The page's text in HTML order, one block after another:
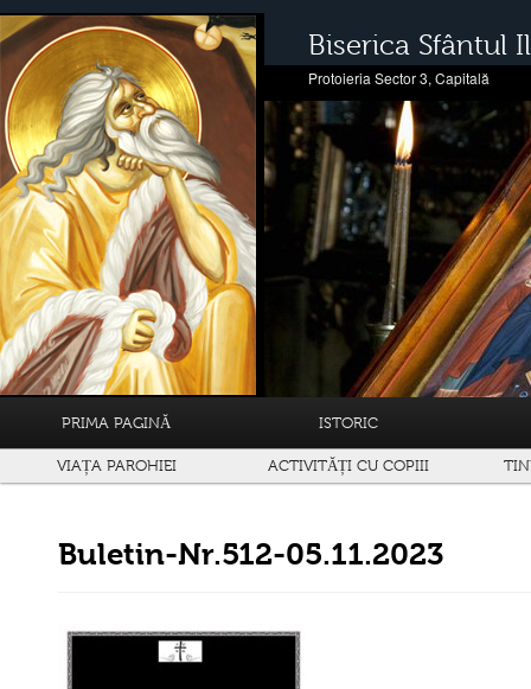
Biserica Sfântul
Protoieria Sector 3, Capitală
PRIMA PAGINĂ ISTORIC
VIAȚA PAROHIEI ACTIVITĂȚI CU COPIII
Buletin-Nr.512-05.11.2023